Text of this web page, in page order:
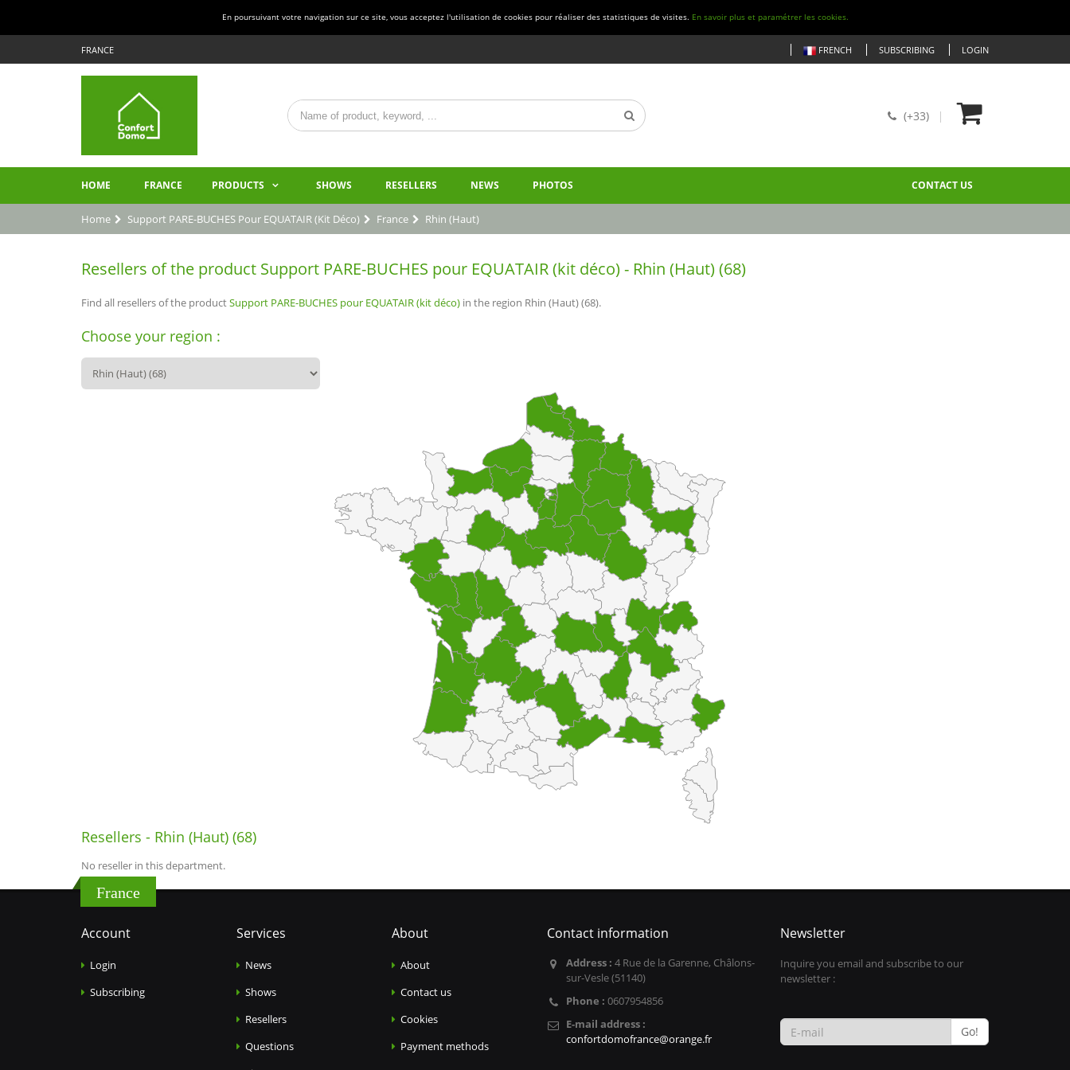
En poursuivant votre navigation sur ce site, vous acceptez l'utilisation de cookies pour réaliser des statistiques de visites. En savoir plus et paramétrer les cookies.
FRANCE FRENCH SUBSCRIBING LOGIN
(+33)
HOME FRANCE PRODUCTS SHOWS RESELLERS NEWS PHOTOS CONTACT US
Home Support PARE-BUCHES Pour EQUATAIR (kit Déco) France Rhin (Haut)
Resellers of the product Support PARE-BUCHES pour EQUATAIR (kit déco) - Rhin (Haut) (68)
Find all resellers of the productSupport PARE-BUCHES pour EQUATAIR (kit déco) in the region Rhin (Haut) (68).
Choose your region :
Resellers - Rhin (Haut) (68)
No reseller in this department.
France
Account
Login
Subscribing
Services
News
Shows
Resellers
Questions
About
About
Contact us
Cookies
Payment methods
Contact information
Address : 4 Rue de la Garenne, Châlons-
sur-Vesle (51140)
Phone : 0607954856
E-mail address :
confortdomofrance@orange.fr
Newsletter
Inquire you email and subscribe to our
newsletter :
Go!